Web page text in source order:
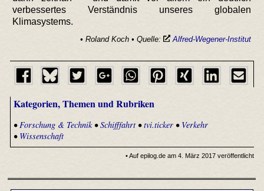
verbessertes Verständnis unseres globalen
Klimasystems.
• Roland Koch • Quelle: Alfred-Wegener-Institut
Kategorien, Themen und Rubriken
• Forschung & Technik•Schifffahrt•tvi.ticker• Verkehr
• Wissenschaft
• Auf epilog.de am 4. März 2017 veröffentlicht